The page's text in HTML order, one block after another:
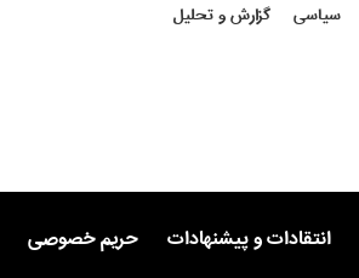
سیاسی گزارش و تحلیل
انتقادات و پیشنهادات حریم خصوصی